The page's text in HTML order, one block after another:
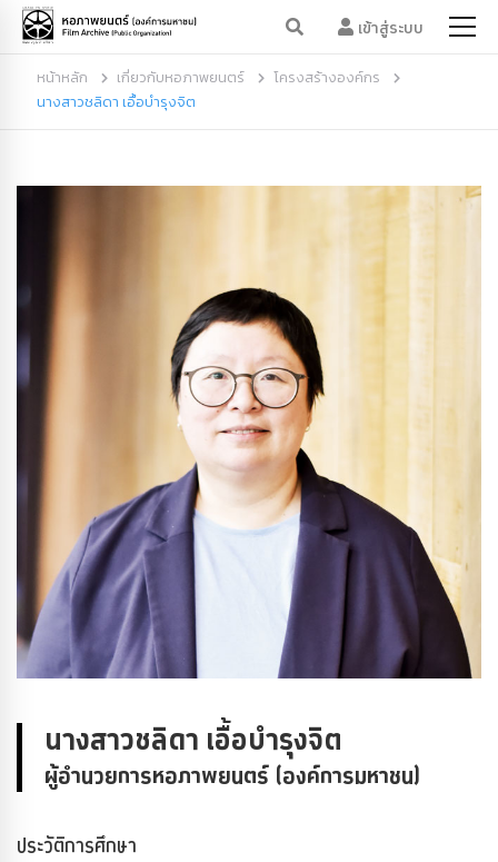
เข้าสู่ระบบ
หน้าหลัก เกี่ยวกับหอภาพยนตร์
โครงสร้างองค์กร
นางสาวชลิดา เอื้อบำรุงจิต
นางสาวชลิดา เอื้อบำรุงจิต
ผู้อำนวยการหอภาพยนตร์ (องค์การมหาชน)
ประวัติการศึกษา